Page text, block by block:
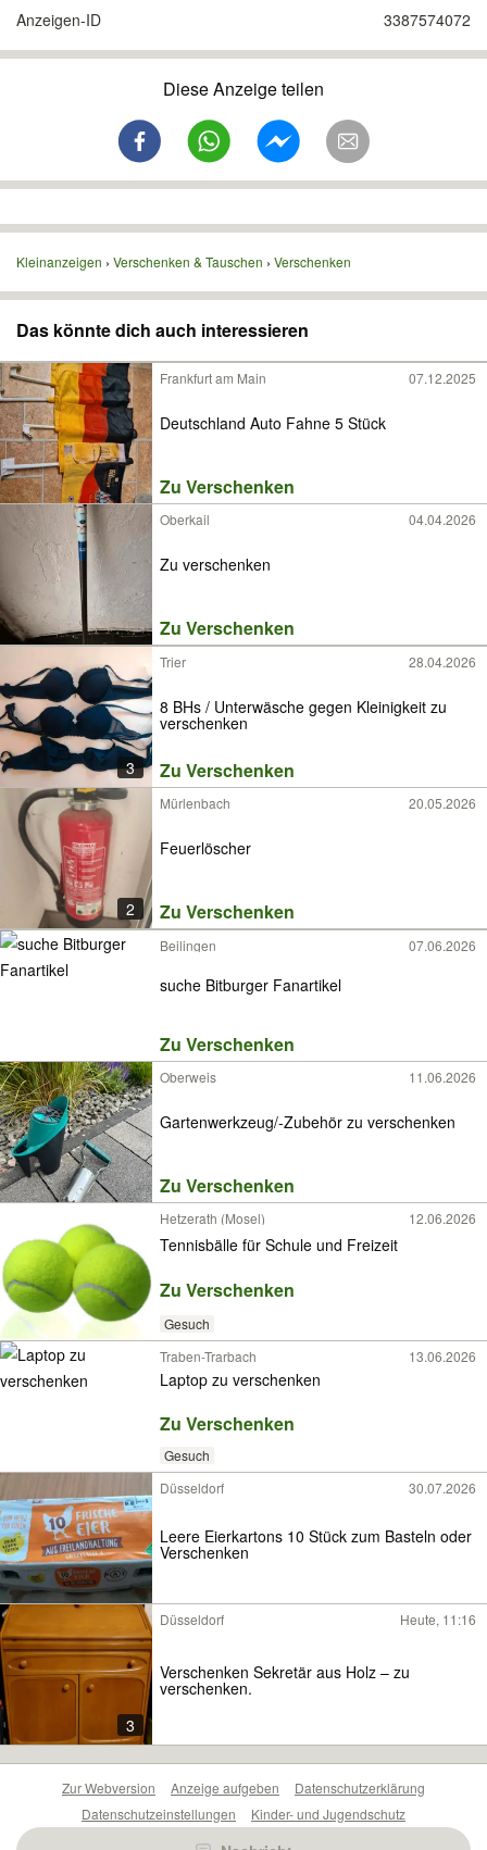
Anzeigen-ID 3387574072
Diese Anzeige teilen
Kleinanzeigen Verschenken & Tauschen Verschenken
Das könnte dich auch interessieren
Frankfurt am Main 07.12.2025
Deutschland Auto Fahne 5 Stück
Zu Verschenken
Oberkail 04.04.2026
Zu verschenken
Zu Verschenken
3
Trier 28.04.2026
8 BHs / Unterwäsche gegen Kleinigkeit zu
verschenken
Zu Verschenken
2
Mürlenbach 20.05.2026
Feuerlöscher
Zu Verschenken
Beilingen 07.06.2026
suche Bitburger Fanartikel
Zu Verschenken
Oberweis 11.06.2026
Gartenwerkzeug/-Zubehör zu verschenken
Zu Verschenken
Hetzerath (Mosel) 12.06.2026
Tennisbälle für Schule und Freizeit
Zu Verschenken
Gesuch
Traben-Trarbach
13.06.2026
Laptop zu verschenken
Zu Verschenken
Gesuch
Düsseldorf
30.07.2026
Leere Eierkartons 10 Stück zum Basteln oder
Verschenken
3
Düsseldorf Heute, 11:16
Verschenken Sekretär aus Holz – zu
verschenken.
Zur Webversion Anzeige aufgeben
Datenschutzerklärung
Datenschutzeinstellungen
Kinder- und Jugendschutz
Barrierefreiheitserklärung